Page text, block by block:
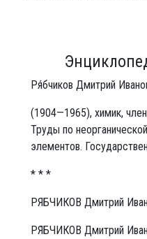
Ря́бчиков Дмитрий
(1904—1965), химик,
Труды по
элементов.
* * *
РЯБЧИКОВ Дмитрий
РЯ́БЧИКОВ Дмитрий